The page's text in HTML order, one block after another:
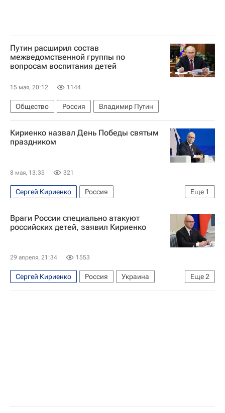
Путин расширил состав
межведомственной группы по
вопросам воспитания детей
15 мая, 20:12 1144
Общество Россия Владимир Путин
Кириенко назвал День Победы святым
праздником
8 мая, 13:35 321
Еще 1
Сергей Кириенко
Россия
День Победы — 2026
Враги России специально атакуют
российских детей, заявил Кириенко
29 апреля, 21:34 1553
Еще2
Сергей Кириенко Россия
Украина
Общество "Знание"
Общество